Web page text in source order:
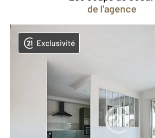
de l'agence
Exclusivité